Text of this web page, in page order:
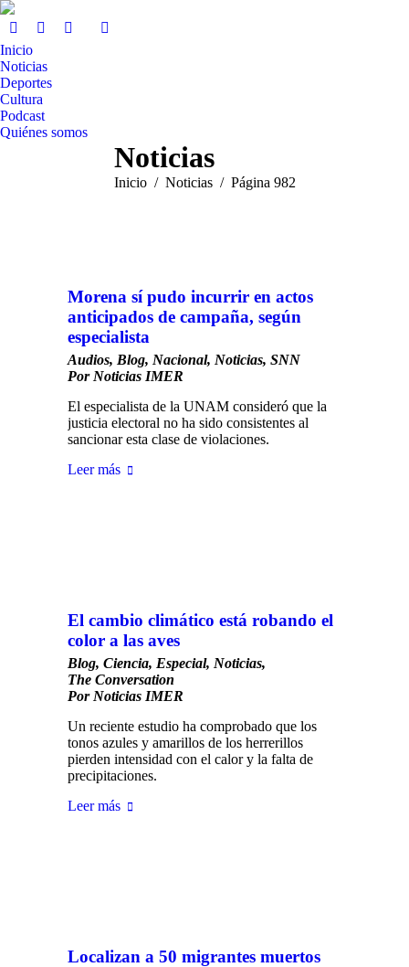
Inicio
Noticias
Deportes
Cultura
Podcast
Quiénes somos
Noticias
Estás aquí:
Inicio Noticias Página 982
Morena sí pudo incurrir en actos
anticipados de campaña, según
especialista
Audios, Blog, Nacional, Noticias, SNN
Por Noticias IMER
El especialista de la UNAM consideró que la
justicia electoral no ha sido consistentes al
sancionar esta clase de violaciones.
Leer más
El cambio climático está robando el
color a las aves
Blog, Ciencia, Especial, Noticias,
The Conversation
Por Noticias IMER
Un reciente estudio ha comprobado que los
tonos azules y amarillos de los herrerillos
pierden intensidad con el calor y la falta de
precipitaciones.
Leer más
Localizan a 50 migrantes muertos